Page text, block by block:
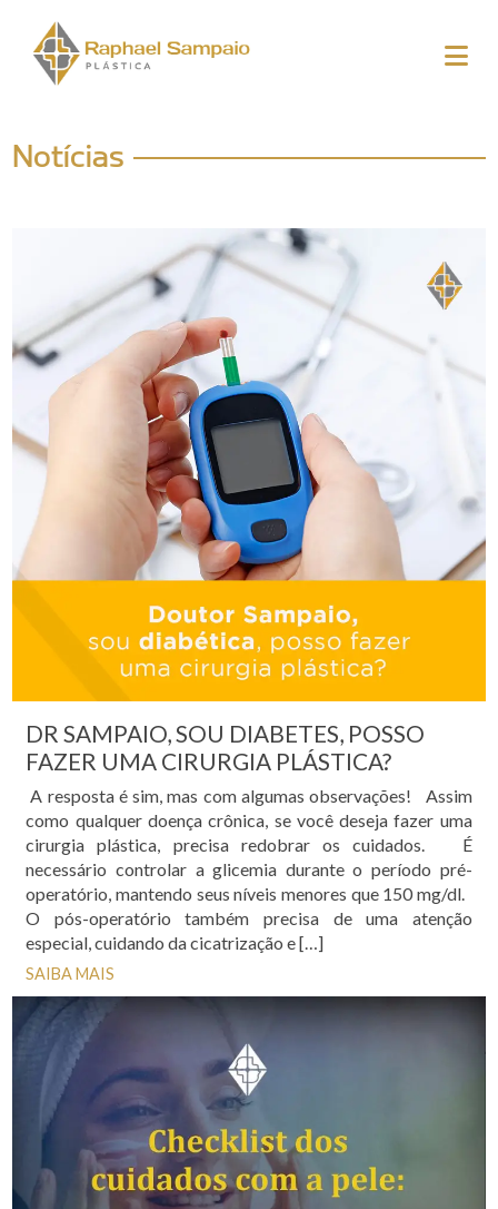
Notícias
DR SAMPAIO, SOU DIABETES, POSSO
FAZER UMA CIRURGIA PLÁSTICA?
A resposta é sim, mas com algumas observações! Assim
como qualquer doença crônica, se você deseja fazer uma
cirurgia plástica, precisa redobrar os cuidados. É
necessário controlar a glicemia durante o período pré-
operatório, mantendo seus níveis menores que 150 mg/dl.
O pós-operatório também precisa de uma atenção
especial, cuidando da cicatrização e […]
SAIBA MAIS